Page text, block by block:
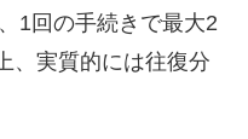
1回の手続きで最大2
、実質的には往復分